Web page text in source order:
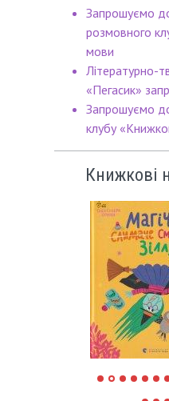
Запрошуємо
розмовного
мови
Літературно-
«Пегасик»
Запрошуємо
клубу
Книжкові